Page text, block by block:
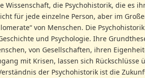
Wissenschaft, die Psychohistorik, die es
für jede einzelne Person, aber im
von Menschen. Die
und Psychologie. Ihre
von Gesellschaften, ihren
mit Krisen, lassen sich Rückschlüsse
der Psychohistorik ist die